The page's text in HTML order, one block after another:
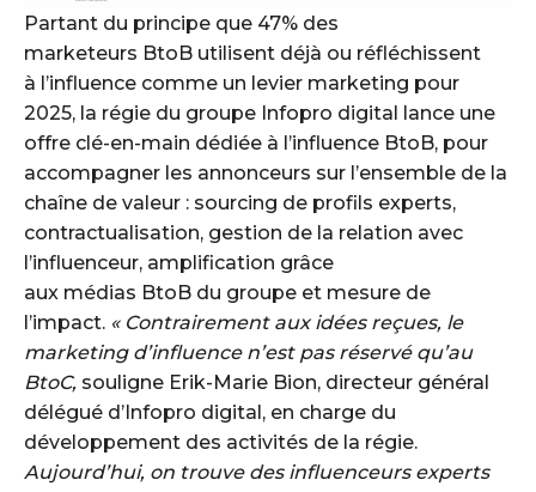
Partant du principe que 47% des
marketeurs BtoB utilisent déjà ou réfléchissent
à l’influence comme un levier marketing pour
2025, la régie du groupe Infopro digital lance une
offre clé-en-main dédiée à l’influence BtoB, pour
accompagner les annonceurs sur l’ensemble de la
chaîne de valeur : sourcing de profils experts,
contractualisation, gestion de la relation avec
l’influenceur, amplification grâce
aux médias BtoB du groupe et mesure de
l’impact. « Contrairement aux idées reçues, le
marketing d’influence n’est pas réservé qu’au
BtoC, souligne Erik-Marie Bion, directeur général
délégué d’Infopro digital, en charge du
développement des activités de la régie.
Aujourd’hui, on trouve des influenceurs experts